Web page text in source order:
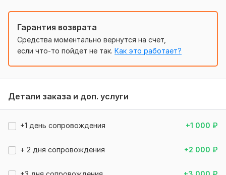
Бонус!
Пришлю заказчику список площадок, где можно
публиковать контент для получения органического SEO
трафика для Вашего проекта: "Бонус! Расширение
С уважением,
!!! КЕЙС СО СТАТИСТИКОЙ ТУТ 1.jpg
Гарантия возврата
Средства моментально вернутся на счет,
если что-то пойдет не так. Как это работает?
Детали заказа и доп. услуги
+1 день сопровождения +1 000 ₽
+ 2 дня сопровождения +2 000 ₽